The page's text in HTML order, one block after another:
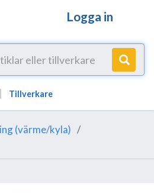
Logga in
Tillverkare
(värme/kyla)